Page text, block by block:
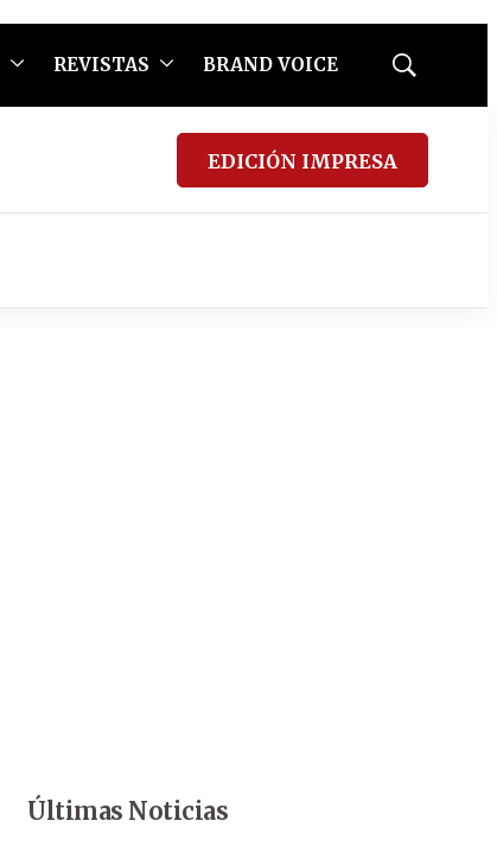
REVISTAS BRAND VOICE
Mostrar
EDICIÓN IMPRESA
Últimas Noticias